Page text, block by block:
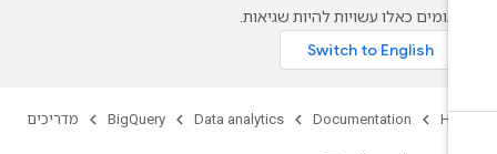
כאלו עשויות להיות שגיאות.
Documentation
Data analytics
BigQuery מדריכים